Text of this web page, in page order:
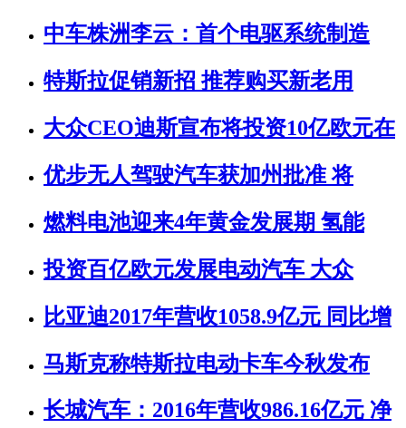
中车株洲李云：首个电驱系统制造
特斯拉促销新招 推荐购买新老用
大众CEO迪斯宣布将投资10亿欧元在
优步无人驾驶汽车获加州批准 将
燃料电池迎来4年黄金发展期 氢能
投资百亿欧元发展电动汽车 大众
比亚迪2017年营收1058.9亿元 同比增
马斯克称特斯拉电动卡车今秋发布
长城汽车：2016年营收986.16亿元 净